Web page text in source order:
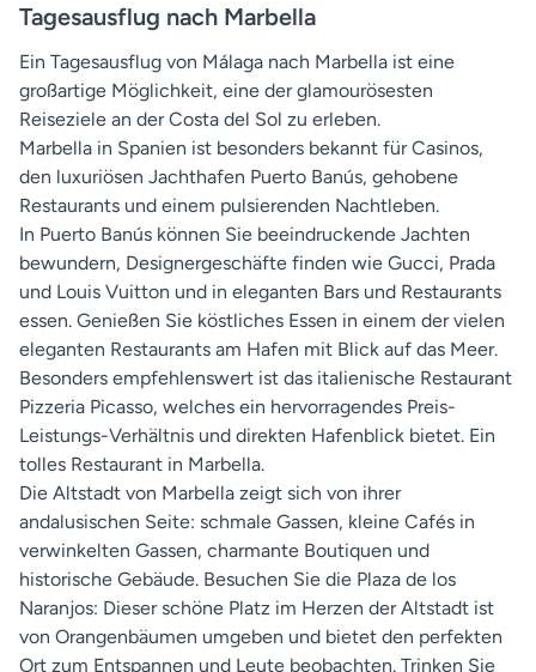
Tagesausflug nach Marbella
Ein Tagesausflug von Málaga nach Marbella ist eine
großartige Möglichkeit, eine der glamourösesten
Reiseziele an der Costa del Sol zu erleben.
Marbella in Spanien ist besonders bekannt für Casinos,
den luxuriösen Jachthafen Puerto Banús, gehobene
Restaurants und einem pulsierenden Nachtleben.
In Puerto Banús können Sie beeindruckende Jachten
bewundern, Designergeschäfte finden wie Gucci, Prada
und Louis Vuitton und in eleganten Bars und Restaurants
essen. Genießen Sie köstliches Essen in einem der vielen
eleganten Restaurants am Hafen mit Blick auf das Meer.
Besonders empfehlenswert ist das italienische Restaurant
Pizzeria Picasso, welches ein hervorragendes Preis-
Leistungs-Verhältnis und direkten Hafenblick bietet. Ein
tolles Restaurant in Marbella.
Die Altstadt von Marbella zeigt sich von ihrer
andalusischen Seite: schmale Gassen, kleine Cafés in
verwinkelten Gassen, charmante Boutiquen und
historische Gebäude. Besuchen Sie die Plaza de los
Naranjos: Dieser schöne Platz im Herzen der Altstadt ist
von Orangenbäumen umgeben und bietet den perfekten
Ort zum Entspannen und Leute beobachten. Trinken Sie